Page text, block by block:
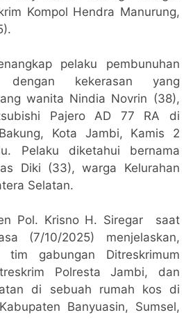
Kompol Hendra Manurung,
pelaku pembunuhan
kekerasan yang
wanita Nindia Novrin (38),
Pajero AD 77 RA di
Kota Jambi, Kamis 2
Pelaku diketahui bernama
Diki (33), warga Kelurahan
Selatan.
Pol. Krisno H. Siregar saat
(7/10/2025) menjelaskan,
tim gabungan Ditreskrimum
Polresta Jambi, dan
di sebuah rumah kos di
Banyuasin, Sumsel,